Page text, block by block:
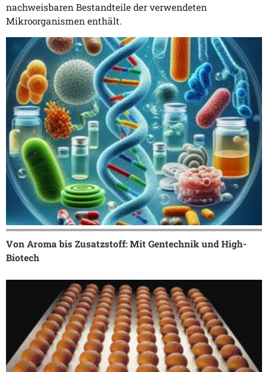
nachweisbaren Bestandteile der verwendeten
Mikroorganismen enthält.
Von Aroma bis Zusatzstoff: Mit Gentechnik und High-
Biotech